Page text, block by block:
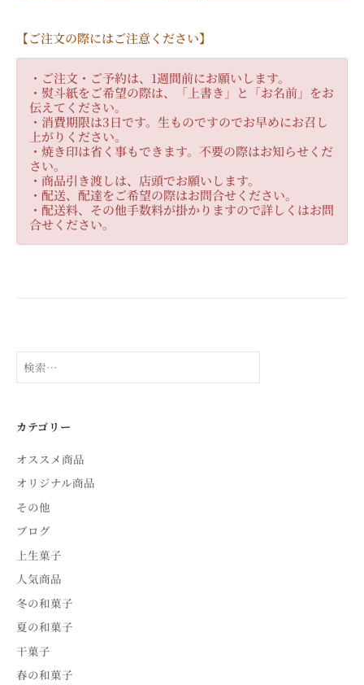
【ご注文の際にはご注意ください】
・ご注文・ご予約は、1週間前にお願いします。
・熨斗紙をご希望の際は、「上書き」と「お名前」をお
伝えてください。
・消費期限は3日です。生ものですのでお早めにお召し
上がりください。
・焼き印は省く事もできます。不要の際はお知らせくだ
さい。
・商品引き渡しは、店頭でお願いします。
・配送、配達をご希望の際はお問合せください。
・配送料、その他手数料が掛かりますので詳しくはお問
合せください。
検
索:
カテゴリー
オススメ商品
オリジナル商品
その他
ブログ
上生菓子
人気商品
冬の和菓子
夏の和菓子
干菓子
春の和菓子